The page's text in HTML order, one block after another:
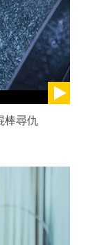
棒尋仇